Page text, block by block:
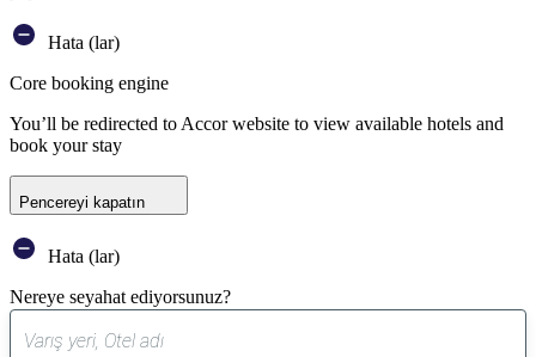
Hata (lar)
Core booking engine
You’ll be redirected to Accor website to view available hotels and
book your stay
Pencereyi kapatın
Hata (lar)
Nereye seyahat ediyorsunuz?